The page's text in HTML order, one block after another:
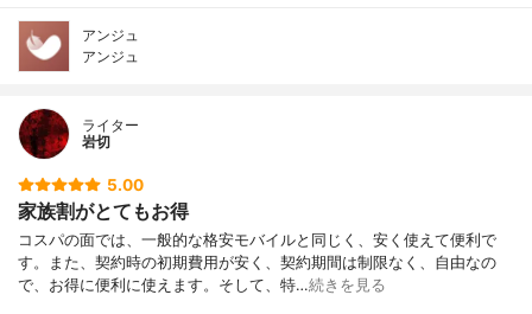
アンジュ
アンジュ
ライター
岩切
5.00
家族割がとてもお得
コスパの面では、一般的な格安モバイルと同じく、安く使えて便利で
す。また、契約時の初期費用が安く、契約期間は制限なく、自由なの
で、お得に便利に使えます。そして、特…続きを見る